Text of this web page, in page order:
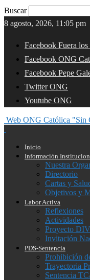
Buscar
8 agosto, 2026, 11:05 pm
Facebook Fuera
Facebook ONG
Facebook Pepe
Twitter ONG
Youtube ONG
Web ONG Católica "Sin
Inicio
Información
Nuestra
Directorio
Cartas y
Objetivos y
Labor Activa
Reflexiones
Actividades
Proyecto
Invitación
PDS-Sentencia
Prohibición
Trayectoria
Sentencia